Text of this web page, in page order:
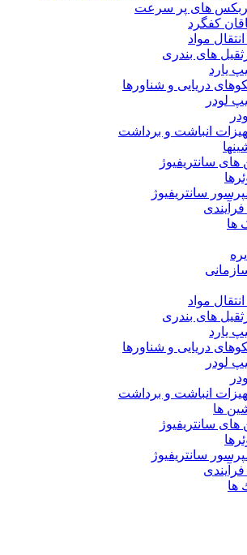
های پر سرعت
كفگرد
مواد
های بندری
یارد
دریایی و شناورها
لودر
انباشت و برداشت
های سانتریفیوژ
سانتریفیوژ
ها
مواد
های بندری
يارد
دريايی و شناورها
لودر
انباشت و برداشت
ها
های سانتريفيوژ
سانتریفیوژ
ها